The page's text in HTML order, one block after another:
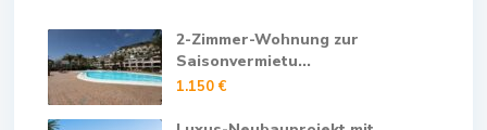
2-Zimmer-Wohnung zur
Saisonvermietu...
1.150 €